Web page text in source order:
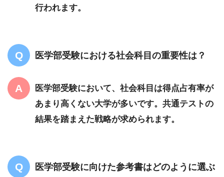
行われます。
医学部受験における社会科目の重要性は？
医学部受験において、社会科目は得点占有率が
あまり高くない大学が多いです。共通テストの
結果を踏まえた戦略が求められます。
医学部受験に向けた参考書はどのように選ぶ